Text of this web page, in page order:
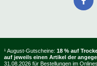
¹ August-Gutscheine: 18 % auf
auf jeweils einen Artikel der
31.08.2026 für Bestellungen im